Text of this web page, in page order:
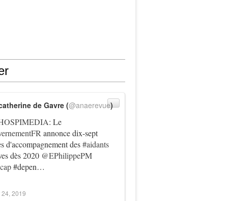
: Le
annonce dix-sept
d'accompagnement des#aidants
dès 2020 @EPhilippePM
#depen…
de Gavre (@anaerevue)
2019